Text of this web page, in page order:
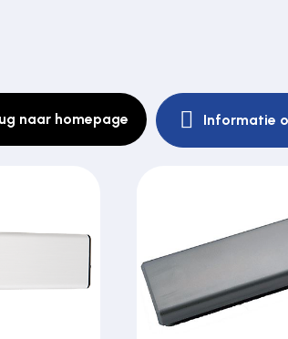
naar homepage Informatie